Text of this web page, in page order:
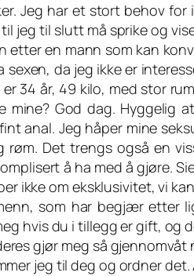
Jeg har et stort behov
jeg til slutt må sprike og
etter en mann som kan
da jeg ikke er
34 år, 49 kilo, med stor
mine? God dag.
anal. Jeg håper mine
Det trengs også en
å ha med å gjøre.
ikke om eksklusivitet, vi
som har begjær etter
hvis du i tillegg er gift, og
gjør meg så
jeg til deg og ordner